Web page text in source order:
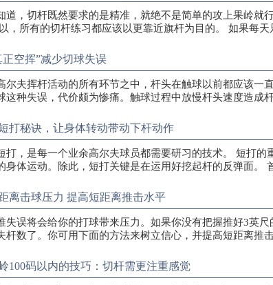
道，切杆既然要求的是精准，就绝不是简单的攻上果岭就
，所有的切杆练习都应该以更靠近旗杆为目的。 如果每
正空挥”减少切球失误
尔夫挥杆活动的所有环节之中，杆头在触球以前都应该一
这种失误，代价颇为惨痛。触球过程中放慢杆头速度造成
打秘诀，让身体转动带动下杆动作
打，是每一个业余高尔夫球员都需要研习的技术。 短打的
身体运动。除此，短打关键是在运用好挖起杆的反弹面。
离击球压力 提高短距离推击水平
误将会给你的打球带来压力。如果你没有把握推好3英尺
杆数了。你可用下面的方法来树立信心，并提高短距
100码以内的技巧：切杆需更注重感觉